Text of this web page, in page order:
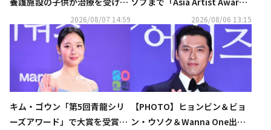
事実が明らかに…美談が話題
2026/08/07 14:59 2026/08/06 13:15
キム・ゴウン「第5回青龍シリ
ーズアワード」で大賞を受賞…
【PHOTO】ヒョンビン＆ビョ
ン・ウソク＆Wanna One出身